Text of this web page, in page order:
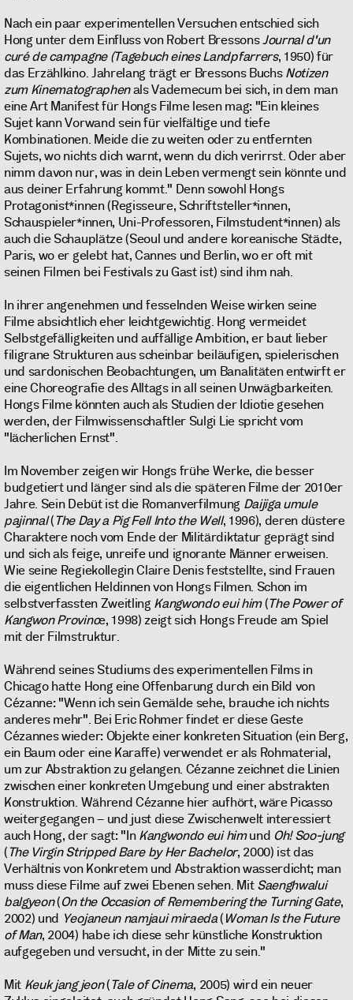
Nach ein paar experimentellen Versuchen entschied sich
Hong unter dem Einfluss von Robert BressonsJournal d'un
curé de campagne (Tagebuch eines Landpfarrers, 1950) für
das Erzählkino. Jahrelang trägt er Bressons BuchsNotizen
zum Kinematographenals Vademecum bei sich, in dem man
eine Art Manifest für Hongs Filme lesen mag: "Ein kleines
Sujet kann Vorwand sein für vielfältige und tiefe
Kombinationen. Meide die zu weiten oder zu entfernten
Sujets, wo nichts dich warnt, wenn du dich verirrst. Oder aber
nimm davon nur, was in dein Leben vermengt sein könnte und
aus deiner Erfahrung kommt." Denn sowohl Hongs
Protagonist*innen (Regisseure, Schriftsteller*innen,
Schauspieler*innen, Uni-Professoren, Filmstudent*innen) als
auch die Schauplätze (Seoul und andere koreanische Städte,
Paris, wo er gelebt hat, Cannes und Berlin, wo er oft mit
seinen Filmen bei Festivals zu Gast ist) sind ihm nah.
In ihrer angenehmen und fesselnden Weise wirken seine
Filme absichtlich eher leichtgewichtig. Hong vermeidet
Selbstgefälligkeiten und auffällige Ambition, er baut lieber
filigrane Strukturen aus scheinbar beiläufigen, spielerischen
und sardonischen Beobachtungen, um Banalitäten entwirft er
eine Choreografie des Alltags in all seinen Unwägbarkeiten.
Hongs Filme könnten auch als Studien der Idiotie gesehen
werden, der Filmwissenschaftler Sulgi Lie spricht vom
"lächerlichen Ernst".
Im November zeigen wir Hongs frühe Werke, die besser
budgetiert und länger sind als die späteren Filme der 2010er
Jahre. Sein Debüt ist die Romanverfilmung Daijiga umule
pajinnal(The Day a Pig Fell Into the Well, 1996), deren düstere
Charaktere noch vom Ende der Militärdiktatur geprägt sind
und sich als feige, unreife und ignorante Männer erweisen.
Wie seine Regiekollegin Claire Denis feststellte, sind Frauen
die eigentlichen Heldinnen von Hongs Filmen. Schon im
selbstverfassten ZweitlingKangwondo eui him(The Power of
Kangwon Province, 1998) zeigt sich Hongs Freude am Spiel
mit der Filmstruktur.
Während seines Studiums des experimentellen Films in
Chicago hatte Hong eine Offenbarung durch ein Bild von
Cézanne: "Wenn ich sein Gemälde sehe, brauche ich nichts
anderes mehr". Bei Eric Rohmer findet er diese Geste
Cézannes wieder: Objekte einer konkreten Situation (ein Berg,
ein Baum oder eine Karaffe) verwendet er als Rohmaterial,
um zur Abstraktion zu gelangen. Cézanne zeichnet die Linien
zwischen einer konkreten Umgebung und einer abstrakten
Konstruktion. Während Cézanne hier aufhört, wäre Picasso
weitergegangen – und just diese Zwischenwelt interessiert
auch Hong, der sagt: "InKangwondo eui himund Oh! Soo-jung
(The Virgin Stripped Bare by Her Bachelor, 2000) ist das
Verhältnis von Konkretem und Abstraktion wasserdicht; man
muss diese Filme auf zwei Ebenen sehen. MitSaenghwalui
balgyeon(On the Occasion of Remembering the Turning Gate,
2002) und Yeojaneun namjaui miraeda(Woman Is the Future
of Man, 2004) habe ich diese sehr künstliche Konstruktion
aufgegeben und versucht, in der Mitte zu sein."
Mit Keuk jang jeon(Tale of Cinema, 2005) wird ein neuer